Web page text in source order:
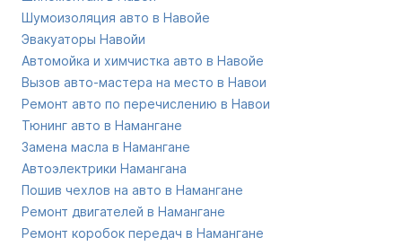
Шумоизоляция авто в Навойе
Эвакуаторы Навойи
Автомойка и химчистка авто в Навойе
Вызов авто-мастера на место в Навои
Ремонт авто по перечислению в Навои
Тюнинг авто в Намангане
Замена масла в Намангане
Автоэлектрики Намангана
Пошив чехлов на авто в Намангане
Ремонт двигателей в Намангане
Ремонт коробок передач в Намангане